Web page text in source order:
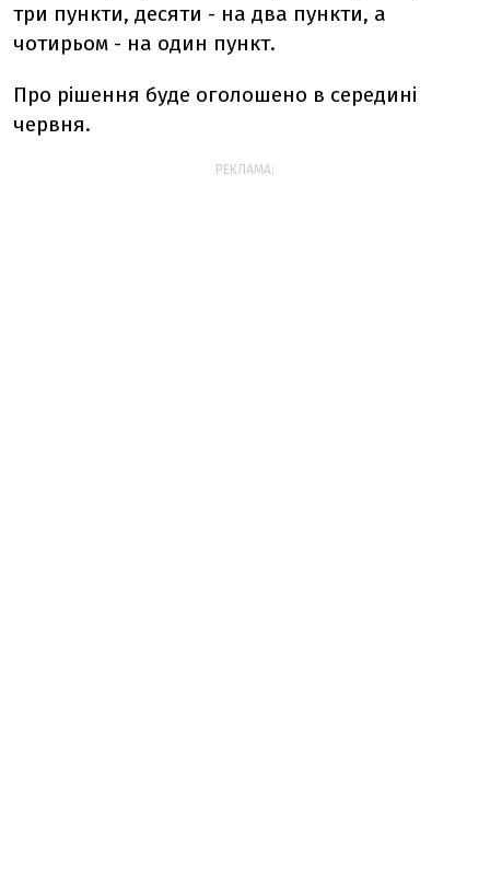
три пункти, десяти - на два пункти, а
чотирьом - на один пункт.
Про рішення буде оголошено в середині
червня.
РЕКЛАМА: